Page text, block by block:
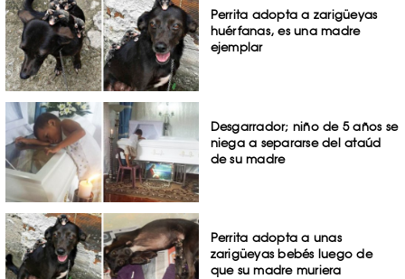
Perrita adopta a zarigüeyas
huérfanas, es una madre
ejemplar
Desgarrador; niño de 5 años se
niega a separarse del ataúd
de su madre
Perrita adopta a unas
zarigüeyas bebés luego de
que su madre muriera